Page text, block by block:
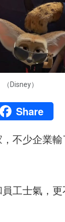
Disney）
Share
不少企業
工士氣，更